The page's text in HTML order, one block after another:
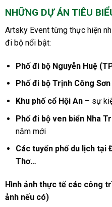
NHỮNG DỰ ÁN TIÊU
Artsky Event từng thực hiện
đi bộ nổi bật:
Phố đi bộ Nguyễn Huệ
Phố đi bộ Trịnh Công
Khu phố cổ Hội An– sự
Phố đi bộ ven biển Nha
năm mới
Các tuyến phố du lịch tại
Thơ…
Hình ảnh thực tế các công
ảnh nếu có)